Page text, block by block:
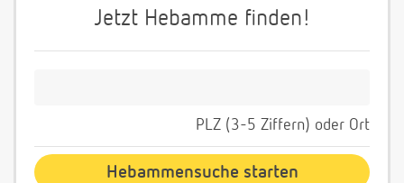
Jetzt Hebamme finden!
PLZ (3-5 Ziffern) oder Ort